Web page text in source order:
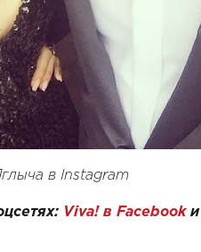
в Instagram
Viva! в Facebookи